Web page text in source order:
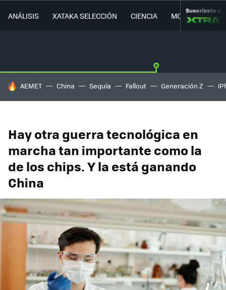
ANÁLISIS XATAKA SELECCIÓN CIENCIA MOVILIDAD
Suscríbete a
HOY SE HABLA DE
AEMET China Sequía Fallout Generación Z
Hay otra guerra tecnológica en
marcha tan importante como la
de los chips. Y la está ganando
China